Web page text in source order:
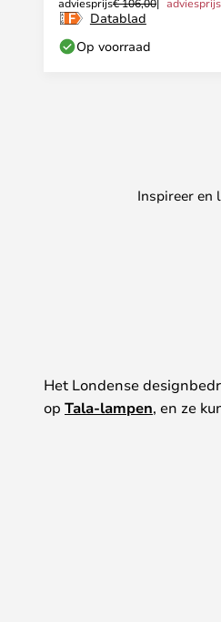
Datablad
Op voorraad
Inspireer en
Het Londense
op Tala-lampen, en ze